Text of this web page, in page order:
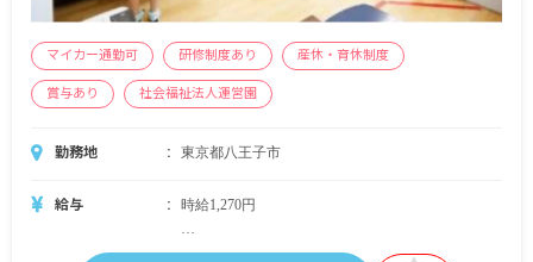
5,766,060円 / 入社10年目・副主任学童指導員
※試用期間なし
マイカー通勤可 研修制度あり 産休・育休制度
賞与あり 社会福祉法人運営園
勤務地 東京都八王子市
給与 時給1,270円
＜別途支給手当＞